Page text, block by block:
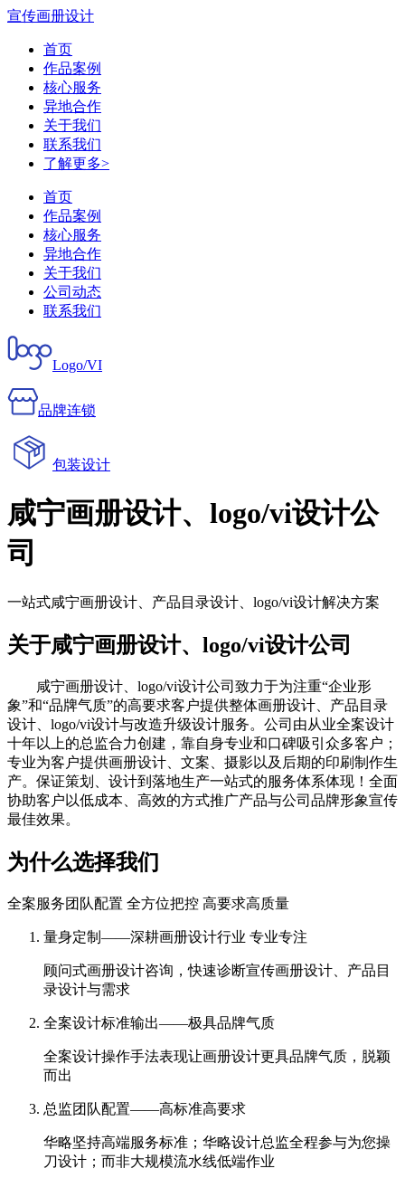
宣传画册设计
首页
作品案例
核心服务
异地合作
关于我们
联系我们
了解更多>
首页
作品案例
核心服务
异地合作
关于我们
公司动态
联系我们
Logo/VI
品牌连锁
包装设计
咸宁画册设计、logo/vi设计公
司
一站式咸宁画册设计、产品目录设计、logo/vi设计解决方案
关于咸宁画册设计、logo/vi设计公司
咸宁画册设计、logo/vi设计公司致力于为注重“企业形
象”和“品牌气质”的高要求客户提供整体画册设计、产品目录
设计、logo/vi设计与改造升级设计服务。公司由从业全案设计
十年以上的总监合力创建，靠自身专业和口碑吸引众多客户；
专业为客户提供画册设计、文案、摄影以及后期的印刷制作生
产。保证策划、设计到落地生产一站式的服务体系体现！全面
协助客户以低成本、高效的方式推广产品与公司品牌形象宣传
最佳效果。
为什么选择我们
全案服务团队配置 全方位把控 高要求高质量
量身定制——深耕画册设计行业 专业专注
顾问式画册设计咨询，快速诊断宣传画册设计、产品目
录设计与需求
全案设计标准输出——极具品牌气质
全案设计操作手法表现让画册设计更具品牌气质，脱颖
而出
总监团队配置——高标准高要求
华略坚持高端服务标准；华略设计总监全程参与为您操
刀设计；而非大规模流水线低端作业